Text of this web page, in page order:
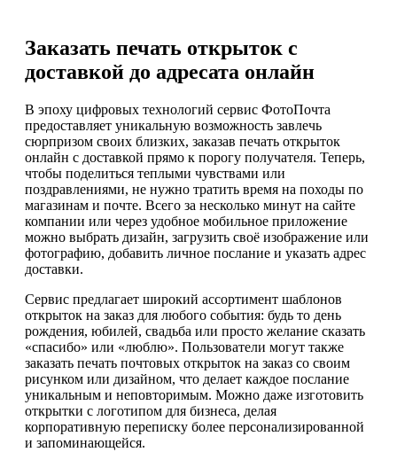
Заказать печать открыток с
доставкой до адресата онлайн
В эпоху цифровых технологий сервис ФотоПочта
предоставляет уникальную возможность завлечь
сюрпризом своих близких, заказав печать открыток
онлайн с доставкой прямо к порогу получателя. Теперь,
чтобы поделиться теплыми чувствами или
поздравлениями, не нужно тратить время на походы по
магазинам и почте. Всего за несколько минут на сайте
компании или через удобное мобильное приложение
можно выбрать дизайн, загрузить своё изображение или
фотографию, добавить личное послание и указать адрес
доставки.
Сервис предлагает широкий ассортимент шаблонов
открыток на заказ для любого события: будь то день
рождения, юбилей, свадьба или просто желание сказать
«спасибо» или «люблю». Пользователи могут также
заказать печать почтовых открыток на заказ со своим
рисунком или дизайном, что делает каждое послание
уникальным и неповторимым. Можно даже изготовить
открытки с логотипом для бизнеса, делая
корпоративную переписку более персонализированной
и запоминающейся.